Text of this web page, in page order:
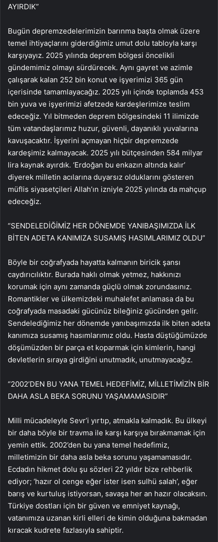
AYIRDIK”
Bugün depremzedelerimizin barınma başta olmak üzere
temel ihtiyaçlarını giderdiğimiz umut dolu tabloyla karşı
karşıyayız. 2025 yılında deprem bölgesi öncelikli
gündemimiz olmayı sürdürecek. Aynı gayret ve azimle
çalışarak kalan 252 bin konut ve işyerimizi 365 gün
içerisinde tamamlayacağız. 2025 yılı içinde toplamda 453
bin yuva ve işyerimizi afetzede kardeşlerimize teslim
edeceğiz. Yıl bitmeden deprem bölgesindeki 11 ilimizde
tüm vatandaşlarımız huzur, güvenli, dayanıklı yuvalarına
kavuşacaktır. İşyerini açmayan hiçbir depremzede
kardeşimiz kalmayacak. 2025 yılı bütçesinden 584 milyar
lira kaynak ayırdık. ‘Erdoğan bu enkazın altında kalır’
diyerek milletin acılarına duyarsız olduklarını gösteren
müflis siyasetçileri Allah’ın izniyle 2025 yılında da mahçup
edeceğiz.
“SENDELEDİĞİMİZ HER DÖNEMDE YANIBAŞIMIZDA İLK
BİTEN ADETA KANIMIZA SUSAMIŞ HASIMLARIMIZ OLDU”
Böyle bir coğrafyada hayatta kalmanın biricik şansı
caydırıcılıktır. Burada haklı olmak yetmez, hakkınızı
korumak için aynı zamanda güçlü olmak zorundasınız.
Romantikler ve ülkemizdeki muhalefet anlamasa da bu
coğrafyada masadaki gücünüz bileğiniz gücünden gelir.
Sendelediğimiz her dönemde yanıbaşımızda ilk biten adeta
kanımıza susamış hasımlarımız oldu. Hasta düştüğümüzde
döşümüzden bir parça et koparmak için kimlerin, hangi
devletlerin sıraya girdiğini unutmadık, unutmayacağız.
“2002’DEN BU YANA TEMEL HEDEFİMİZ, MİLLETİMİZİN BİR
DAHA ASLA BEKA SORUNU YAŞAMAMASIDIR”
Milli mücadeleyle Sevr’i yırtıp, atmakla kalmadık. Bu ülkeyi
bir daha böyle bir travma ile karşı karşıya bırakmamak için
yemin ettik. 2002’den bu yana temel hedefimiz,
milletimizin bir daha asla beka sorunu yaşamamasıdır.
Ecdadın hikmet dolu şu sözleri 22 yıldır bize rehberlik
ediyor; ‘hazır ol cenge eğer ister isen sulhü salah’, eğer
barış ve kurtuluş istiyorsan, savaşa her an hazır olacaksın.
Türkiye dostları için bir güven ve emniyet kaynağı,
vatanımıza uzanan kirli elleri de kimin olduğuna bakmadan
kıracak kudrete fazlasıyla sahiptir.